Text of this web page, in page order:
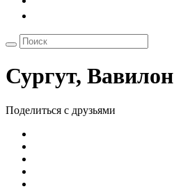
Сургут, Вавилон
Поделиться с друзьями